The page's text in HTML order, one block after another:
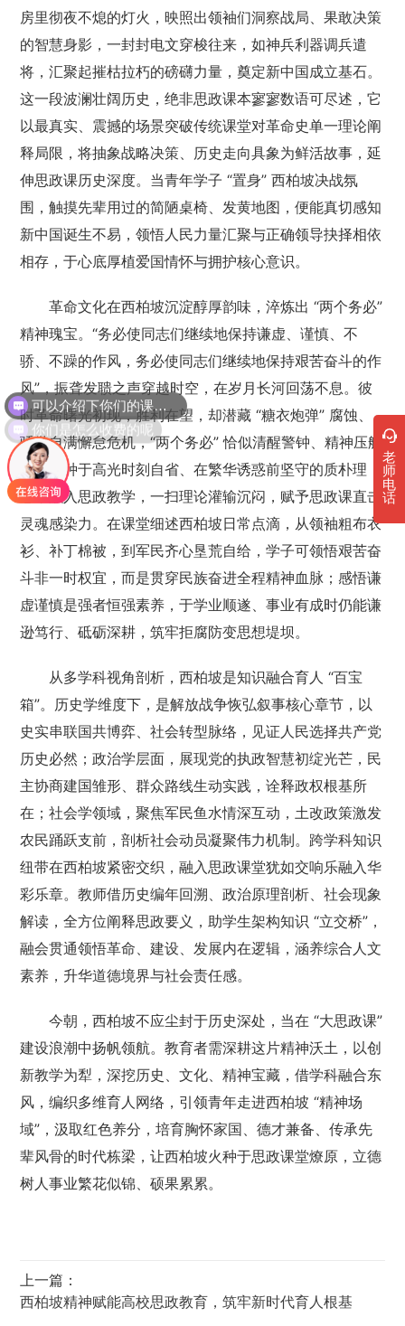
房里彻夜不熄的灯火，映照出领袖们洞察战局、果敢决策
的智慧身影，一封封电文穿梭往来，如神兵利器调兵遣
将，汇聚起摧枯拉朽的磅礴力量，奠定新中国成立基石。
这一段波澜壮阔历史，绝非思政课本寥寥数语可尽述，它
以最真实、震撼的场景突破传统课堂对革命史单一理论阐
释局限，将抽象战略决策、历史走向具象为鲜活故事，延
伸思政课历史深度。当青年学子 “置身” 西柏坡决战氛
围，触摸先辈用过的简陋桌椅、发黄地图，便能真切感知
新中国诞生不易，领悟人民力量汇聚与正确领导抉择相依
相存，于心底厚植爱国情怀与拥护核心意识。
革命文化在西柏坡沉淀醇厚韵味，淬炼出 “两个务必”
精神瑰宝。“务必使同志们继续地保持谦虚、谨慎、不
骄、不躁的作风，务必使同志们继续地保持艰苦奋斗的作
风”，振聋发聩之声穿越时空，在岁月长河回荡不息。彼
时革命曙光初现，胜利在望，却潜藏 “糖衣炮弹” 腐蚀、
骄傲自满懈怠危机，“两个务必” 恰似清醒警钟、精神压舱
石。这种于高光时刻自省、在繁华诱惑前坚守的质朴理
念，融入思政教学，一扫理论灌输沉闷，赋予思政课直击
灵魂感染力。在课堂细述西柏坡日常点滴，从领袖粗布衣
衫、补丁棉被，到军民齐心垦荒自给，学子可领悟艰苦奋
斗非一时权宜，而是贯穿民族奋进全程精神血脉；感悟谦
虚谨慎是强者恒强素养，于学业顺遂、事业有成时仍能谦
逊笃行、砥砺深耕，筑牢拒腐防变思想堤坝。
从多学科视角剖析，西柏坡是知识融合育人 “百宝
箱”。历史学维度下，是解放战争恢弘叙事核心章节，以
史实串联国共博弈、社会转型脉络，见证人民选择共产党
历史必然；政治学层面，展现党的执政智慧初绽光芒，民
主协商建国雏形、群众路线生动实践，诠释政权根基所
在；社会学领域，聚焦军民鱼水情深互动，土改政策激发
农民踊跃支前，剖析社会动员凝聚伟力机制。跨学科知识
纽带在西柏坡紧密交织，融入思政课堂犹如交响乐融入华
彩乐章。教师借历史编年回溯、政治原理剖析、社会现象
解读，全方位阐释思政要义，助学生架构知识 “立交桥”，
融会贯通领悟革命、建设、发展内在逻辑，涵养综合人文
素养，升华道德境界与社会责任感。
今朝，西柏坡不应尘封于历史深处，当在 “大思政课”
建设浪潮中扬帆领航。教育者需深耕这片精神沃土，以创
新教学为犁，深挖历史、文化、精神宝藏，借学科融合东
风，编织多维育人网络，引领青年走进西柏坡 “精神场
域”，汲取红色养分，培育胸怀家国、德才兼备、传承先
辈风骨的时代栋梁，让西柏坡火种于思政课堂燎原，立德
树人事业繁花似锦、硕果累累。
上一篇：
西柏坡精神赋能高校思政教育，筑牢新时代育人根基
老
师
电
话
可以介绍下你们的课程吗？
你们是怎么收费的呢